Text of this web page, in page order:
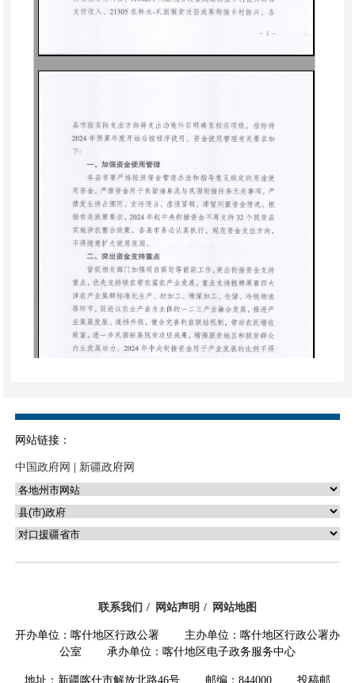
网站链接：
中国政府网 新疆政府网
联系我们 网站声明 网站地图
开办单位：喀什地区行政公署 主办单位：喀什地区行政公署办
公室 承办单位：喀什地区电子政务服务中心
地址：新疆喀什市解放北路46号 邮编：844000 投稿邮